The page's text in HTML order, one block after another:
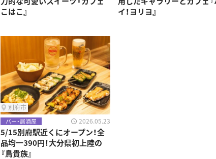
こはこ』
イ！ヨリヨ』
別府市
バー・居酒屋 2026.05.23
5/15別府駅近くにオープン！全
品均一390円！大分県初上陸の
『鳥貴族』